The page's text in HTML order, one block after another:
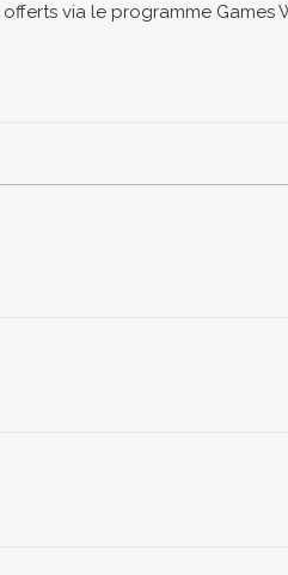
via le programme